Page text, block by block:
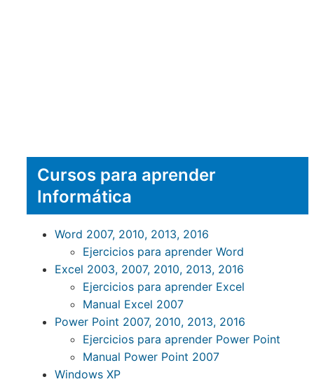
Cursos para aprender
Informática
Word 2007, 2010, 2013, 2016
Ejercicios para aprender Word
Excel 2003, 2007, 2010, 2013, 2016
Ejercicios para aprender Excel
Manual Excel 2007
Power Point 2007, 2010, 2013, 2016
Ejercicios para aprender Power Point
Manual Power Point 2007
Windows XP